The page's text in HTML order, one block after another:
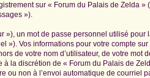
sur « Forum du Palais de Zelda
»).
un mot de passe personnel utilisé
Vos informations pour votre compte
de votre nom d’utilisateur, de votre mot
la discrétion de « Forum du Palais de
ou non à l’envoi automatique de courriel